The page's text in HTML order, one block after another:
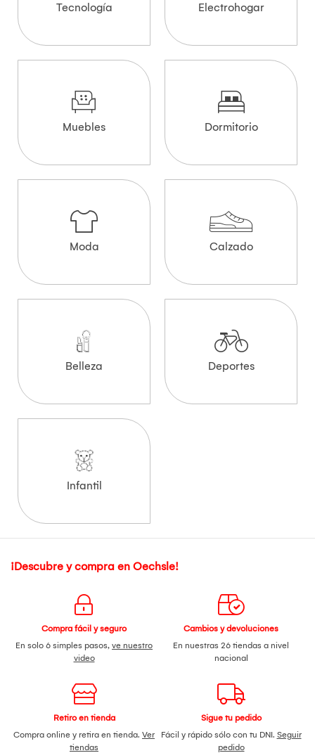
Tecnología Electrohogar
Muebles Dormitorio
Moda Calzado
Belleza Deportes
Infantil
¡Descubre y compra en Oechsle!
Compra fácil y seguro
En solo 6 simples pasos, ve nuestro
video
Cambios y devoluciones
En nuestras 26 tiendas a nivel
nacional
Retiro en tienda
Compra online y retira en tienda. Ver
tiendas
Sigue tu pedido
Fácil y rápido sólo con tu DNI. Seguir
pedido